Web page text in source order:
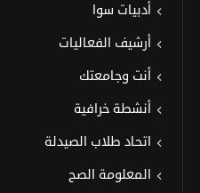
أدبيات سوا
أرشيف الفعاليات
أنت وجامعتك
أنشطة خرافية
اتحاد طلاب الصيدلة
المعلومة الصح